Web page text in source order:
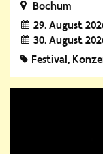
Bochum
29. August
30. August
Festival